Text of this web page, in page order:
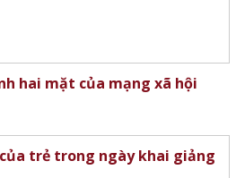
hai mặt của mạng xã hội
trẻ trong ngày khai giảng